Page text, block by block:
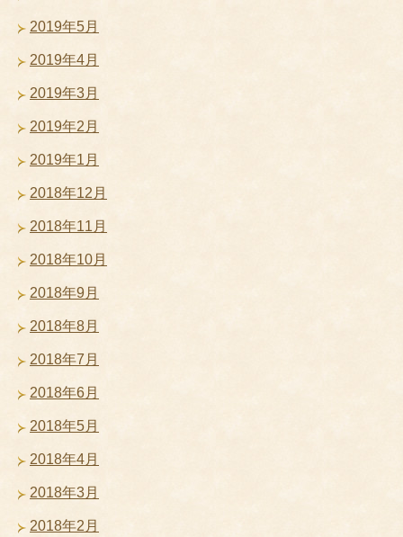
2019年5月
2019年4月
2019年3月
2019年2月
2019年1月
2018年12月
2018年11月
2018年10月
2018年9月
2018年8月
2018年7月
2018年6月
2018年5月
2018年4月
2018年3月
2018年2月